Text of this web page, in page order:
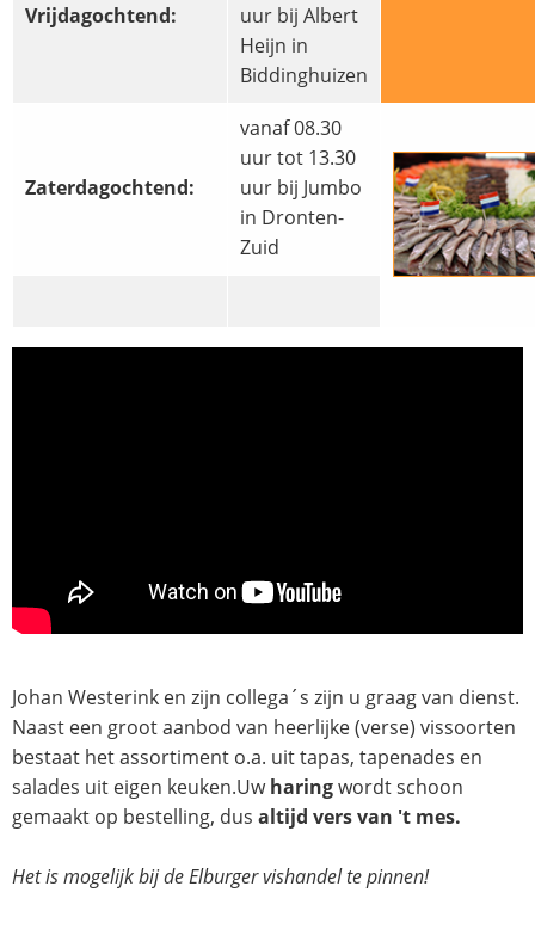
Vrijdagochtend:
uur bij Albert
Heijn in
Biddinghuizen
Zaterdagochtend:
vanaf 08.30
uur tot 13.30
uur bij Jumbo
in Dronten-
Zuid
Johan Westerink en zijn collega´s zijn u graag van dienst.
Naast een groot aanbod van heerlijke (verse) vissoorten
bestaat het assortiment o.a. uit tapas, tapenades en
salades uit eigen keuken.Uwharingwordt schoon
gemaakt op bestelling, dus altijd vers van 't mes.
Het is mogelijk bij de Elburger vishandel te pinnen!